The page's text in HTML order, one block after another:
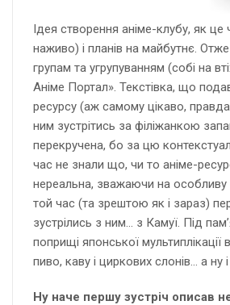
Ідея створення аніме-клубу, як
наживо) і планів на майбутнє.
групам та угрупуванням (собі на
Аніме Портал». Текстівка, що
ресурсу (аж самому цікаво,
ним зустрітись за філіжанкою
перекручена, бо за цю
час не знали що, чи то аніме-
нереальна, зважаючи на особливу
той час (та зрештою як і зараз)
зустрілись з ним… з Камуї. Під
поприщі японської
пиво, каву і циркових слонів… а
Ну наче першу зустріч описав